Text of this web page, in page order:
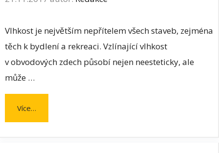
Vlhkost je největším nepřítelem všech staveb, zejména
těch k bydlení a rekreaci. Vzlínající vlhkost
v obvodových zdech působí nejen neesteticky, ale
může …
Více…